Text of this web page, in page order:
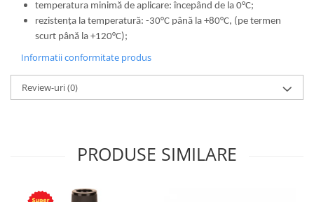
temperatura minimă de aplicare: începând de la 0°C;
rezistența la temperatură: -30°C până la +80°C, (pe termen
scurt până la +120°C);
Informatii conformitate produs
Review-uri(0)
PRODUSE SIMILARE